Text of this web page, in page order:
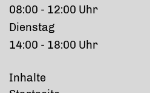
08:00 - 12:00 Uhr
Dienstag
14:00 - 18:00 Uhr
Inhalte